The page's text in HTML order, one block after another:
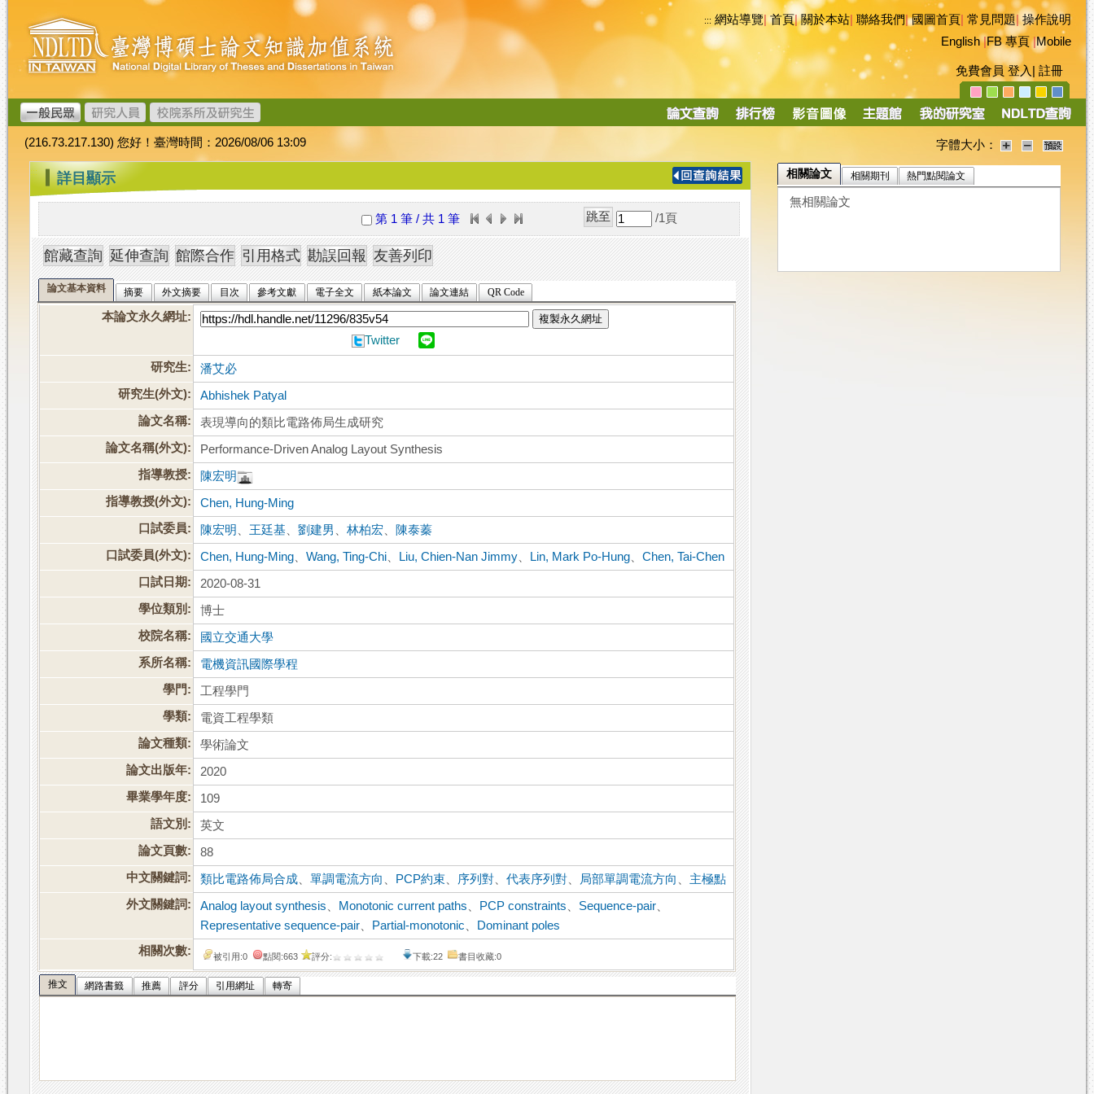
跳
到
主
要
內
容
臺
灣
博
碩
士
論
文
加
值
系
統
::: 網站導覽|首頁|關於本站 聯絡我們|國圖首頁 常見問題|操作說明
English|FB 專頁|Mobile
免費會員 登入 註冊
導
(216.73.217.130) 您好！臺灣時間：2026/08/06 13:09 字體大小：
::: 詳目顯示
第 1 筆 / 共 1 筆 /1 頁
論文基本資料 摘要 外文摘要 目次 參考文獻 電子全文 紙本論文 論文連結 QR Code
本論文永久網址: 複製永久網址
Twitter
研究生:
潘艾必
研究生(外文):
Abhishek Patyal
論文名稱:
表現導向的類比電路佈局生成研究
論文名稱(外文):
Performance-Driven Analog Layout Synthesis
指導教授:
陳宏明
指導教授(外文):
Chen, Hung-Ming
口試委員:
陳宏明 王廷基 、劉建男 、林柏宏
陳泰蓁
口試委員(外文):
Chen, Hung-Ming 、Wang, Ting-Chi Liu, Chien-Nan Jimmy Lin, Mark Po-Hung 、Chen, Tai-Chen
口試日期:
2020-08-31
學位類別:
博士
校院名稱:
國立交通大學
系所名稱:
電機資訊國際學程
學門:
工程學門
學類:
電資工程學類
論文種類:
學術論文
論文出版年:
2020
畢業學年度:
109
語文別:
英文
論文頁數:
88
中文關鍵詞:
類比電路佈局合成 、單調電流方向 PCP約束 序列對 、代表序列對 局部單調電流方向
主極點
外文關鍵詞:
Analog layout synthesis Monotonic current paths PCP constraints Sequence-pair
Representative sequence-pair
Partial-monotonic
Dominant poles
相關次數:
被引用:0 點閱:663 評分: 下載:22 書目收藏:0
推文 網路書籤 推薦 評分 引用網址 轉寄
相關論文 相關期刊 熱門點閱論文
無相關論文